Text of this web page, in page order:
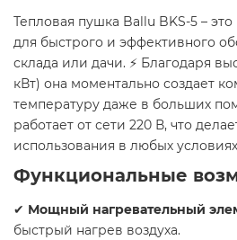
Тепловая пушка Ballu BKS-5 –
для быстрого и эффективного
склада или дачи. ⚡ Благодаря
кВт) она моментально создает
температуру даже в больших
работает от сети 220 В, что
использования в любых
Функциональные
✔ Мощный нагревательный
быстрый нагрев воздуха.